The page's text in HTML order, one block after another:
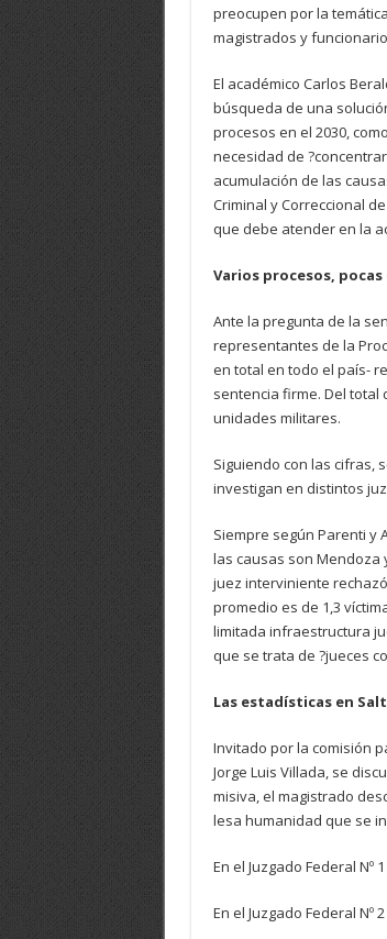
preocupen por la
magistrados y
El académico Carlos
búsqueda de una
procesos en el 2030,
necesidad de
acumulación de las
Criminal y Correccional
que debe atender en la
Varios procesos,
Ante la pregunta de la
representantes de la
en total en todo el país-
sentencia firme. Del
unidades militares.
Siguiendo con las cifras,
investigan en distintos
Siempre según Parenti y
las causas son Mendoza
juez interviniente
promedio es de 1,3
limitada infraestructura
que se trata de ?jueces
Las estadísticas en
Invitado por la comisión
Jorge Luis Villada, se
misiva, el magistrado
lesa humanidad que se
En el Juzgado Federal
En el Juzgado Federal Nº